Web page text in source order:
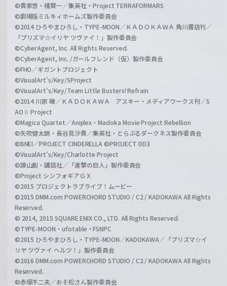
©貴家悠・橘賢一／集英社・Project TERRAFORMARS
©劇場版ミルキィホームズ製作委員会
©2014 ひろやまひろし・TYPE-MOON／ＫＡＤＯＫＡＷＡ 角川書店刊／
「プリズマ☆イリヤ ツヴァイ！」製作委員会
©CyberAgent, Inc. All Rights Reserved.
©CyberAgent, Inc. /ガールフレンド（仮）製作委員会
©FHO／ギガントプロジェクト
©VisualArt's/Key/SProject
©VisualArt's/Key/Team Little Busters! Refrain
©2014 川原 礫／ＫＡＤＯＫＡＷＡ アスキー・メディアワークス刊／S
AOⅡ Project
©Magica Quartet／Aniplex・Madoka Movie Project Rebellion
©矢吹健太朗・長谷見沙貴／集英社・とらぶるダークネス製作委員会
©BNEI／PROJECT CINDERELLA ©PROJECT DD3
©VisualArt's/Key/Charlotte Project
©諫山創・講談社／「進撃の巨人」製作委員会
©Project シンフォギアＧＸ
©2015 プロジェクトラブライブ！ムービー
©2015 DMM.com POWERCHORD STUDIO / C2 / KADOKAWA All Rights
Reserved.
© 2014, 2015 SQUARE ENIX CO., LTD. All Rights Reserved.
©TYPE-MOON・ufotable・FSNPC
©2015 ひろやまひろし・TYPE-MOON／KADOKAWA／「プリズマ☆イ
リヤ ツヴァイ ヘルツ！」製作委員会
©2016 DMM.com POWERCHORD STUDIO / C2 / KADOKAWA All Rights
Reserved.
©赤塚不二夫／おそ松さん製作委員会